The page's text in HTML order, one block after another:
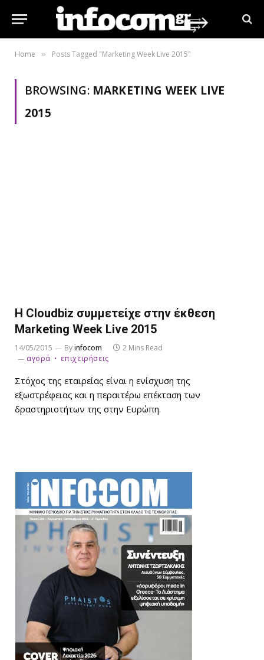
Home » Posts Tagged "Marketing Week Live 2015"
BROWSING: MARKETING WEEK LIVE
2015
H Cloudbiz συμμετείχε στην έκθεση
Marketing Week Live 2015
14/05/2015 Byinfocom
2 Mins Read
αγορά
επιχειρήσεις
Στόχος της εταιρείας είναι η ενίσχυση της
εξωστρέφειας και η περαιτέρω επέκταση των
δραστηριοτήτων της στην Ευρώπη.